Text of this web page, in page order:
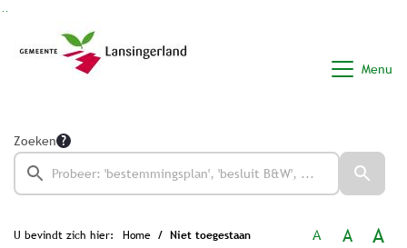
Menu
Zoeken
U bevindt zich hier: Home Niet toegestaan A A A